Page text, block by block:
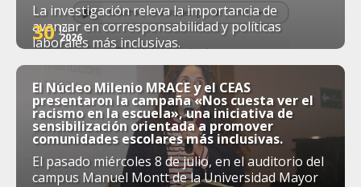
La investigación releva la importancia de
avanzar en corresponsabilidad y políticas
laborales más inclusivas.
30 Jul
2026
El Núcleo Milenio MRACE y el CEAS
presentaron la campaña «Nos cuesta ver el
racismo en la escuela», una iniciativa de
sensibilización orientada a promover
comunidades escolares más inclusivas.
El pasado miércoles 8 de julio, en el auditorio del
campus Manuel Montt de la Universidad Mayor